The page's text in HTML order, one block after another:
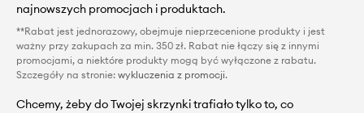
najnowszych promocjach i produktach.
**Rabat jest jednorazowy, obejmuje nieprzecenione produkty i jest
ważny przy zakupach za min. 350 zł. Rabat nie łączy się z innymi
promocjami, a niektóre produkty mogą być wyłączone z rabatu.
Szczegóły na stronie: wykluczenia z promocji.
Chcemy, żeby do Twojej skrzynki trafiało tylko to, co